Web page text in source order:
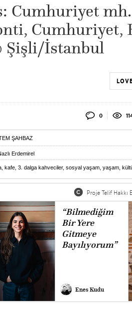
Cumhuriyet
Cumhuriyet,
Şişli/İstanbul
0
ŞAHBAZ
Erdemirel
kafe 3. dalga kahveciler, sosyal yaşam yaşam
Proje Telif Hakkı
“Bilmediğim
Bir Yere
Gitmeye
Bayılıyorum”
Enes Kudu